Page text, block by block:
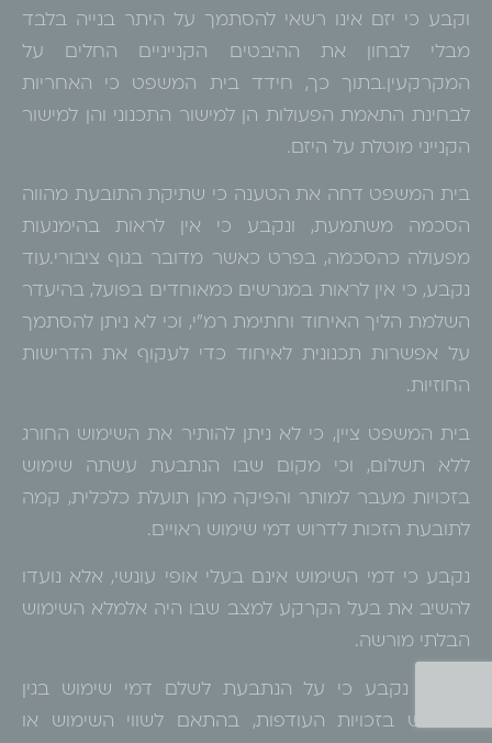
וקבע כי יזם אינו רשאי להסתמך על היתר בנייה בלבד
מבלי לבחון את ההיבטים הקנייניים החלים על
המקרקעין.בתוך כך, חידד בית המשפט כי האחריות
לבחינת התאמת הפעולות הן למישור התכנוני והן למישור
הקנייני מוטלת על היזם.
בית המשפט דחה את הטענה כי שתיקת התובעת מהווה
הסכמה משתמעת, ונקבע כי אין לראות בהימנעות
מפעולה כהסכמה, בפרט כאשר מדובר בגוף ציבורי.עוד
נקבע, כי אין לראות במגרשים כמאוחדים בפועל, בהיעדר
השלמת הליך האיחוד וחתימת רמ"י, וכי לא ניתן להסתמך
על אפשרות תכנונית לאיחוד כדי לעקוף את הדרישות
החוזיות.
בית המשפט ציין, כי לא ניתן להותיר את השימוש החורג
ללא תשלום, וכי מקום שבו הנתבעת עשתה שימוש
בזכויות מעבר למותר והפיקה מהן תועלת כלכלית, קמה
לתובעת הזכות לדרוש דמי שימוש ראויים.
נקבע כי דמי השימוש אינם בעלי אופי עונשי, אלא נועדו
להשיב את בעל הקרקע למצב שבו היה אלמלא השימוש
הבלתי מורשה.
לפיכך, נקבע כי על הנתבעת לשלם דמי שימוש בגין
השימוש בזכויות העודפות, בהתאם לשווי השימוש או